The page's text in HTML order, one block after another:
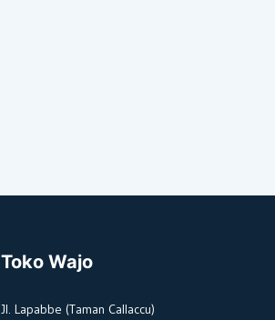
Toko Wajo
Jl. Lapabbe (Taman Callaccu)